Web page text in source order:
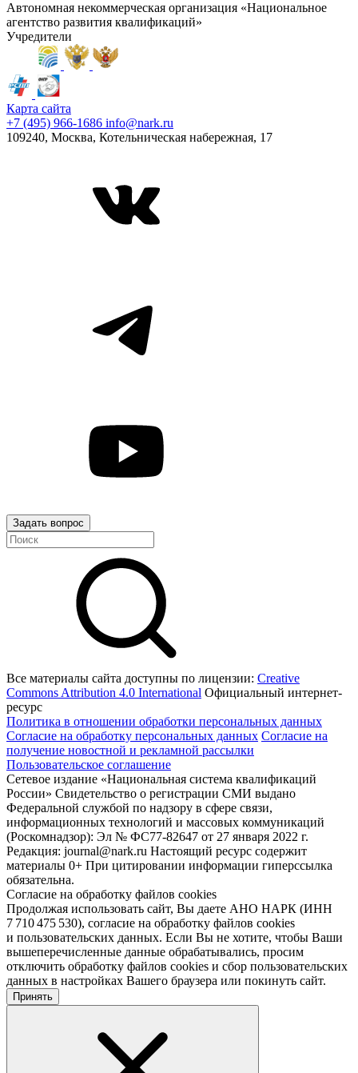
Автономная некоммерческая организация «Национальное
агентство развития квалификаций»
Учредители
Карта сайта
+7 (495) 966-1686 info@nark.ru
109240, Москва, Котельническая набережная, 17
Задать вопрос
Все материалы сайта доступны по лицензии: Creative
Commons Attribution 4.0 International Официальный интернет-
ресурс
Политика в отношении обработки персональных данных
Согласие на обработку персональных данных Согласие на
получение новостной и рекламной рассылки
Пользовательское соглашение
Сетевое издание «Национальная система квалификаций
России» Свидетельство о регистрации СМИ выдано
Федеральной службой по надзору в сфере связи,
информационных технологий и массовых коммуникаций
(Роскомнадзор): Эл № ФС77-82647 от 27 января 2022 г.
Редакция: journal@nark.ru Настоящий ресурс содержит
материалы 0+ При цитировании информации гиперссылка
обязательна.
Согласие на обработку файлов cookies
Продолжая использовать сайт, Вы даете АНО НАРК (ИНН
7 710 475 530), согласие на обработку файлов cookies
и пользовательских данных. Если Вы не хотите, чтобы Ваши
вышеперечисленные данные обрабатывались, просим
отключить обработку файлов cookies и сбор пользовательских
данных в настройках Вашего браузера или покинуть сайт.
Принять